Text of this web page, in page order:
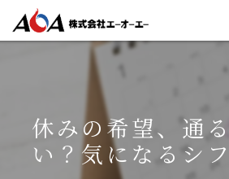
休みの希望、通
い？気になるシ